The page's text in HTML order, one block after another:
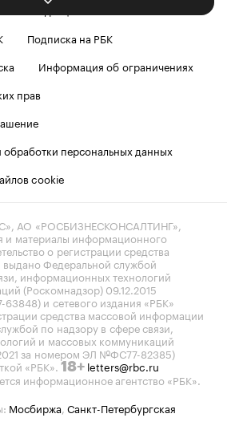
Редакция
Подписка на РБК
Информация об ограничениях
прав
персональных данных
cookie
АО «РОСБИЗНЕСКОНСАЛТИНГ»,
и материалы информационного
о регистрации средства
Федеральной службой
информационных технологий
(Роскомнадзор) 09.12.2015
и сетевого издания «РБК»
средства массовой информации
по надзору в сфере связи,
и массовых коммуникаций
за номером ЭЛ №ФС77-82385)
«РБК». 18+ letters@rbc.ru
информационное агентство «РБК».
Мосбиржа Санкт-Петербургская